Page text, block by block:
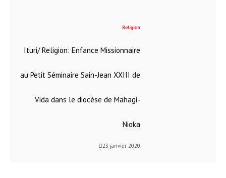
Religion
Ituri/ Religion: Enfance Missionnaire
au Petit Séminaire Sain-Jean XXIII de
Vida dans le diocèse de Mahagi-
Nioka
23 janvier 2020